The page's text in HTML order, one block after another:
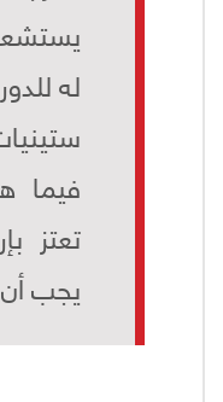
له
فيما
تعتز
يجب